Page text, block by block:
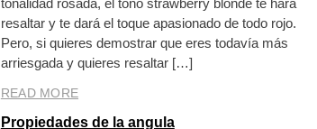
resaltar y te dará el toque apasionado de todo rojo.
Pero, si quieres demostrar que eres todavía más
arriesgada y quieres resaltar […]
READ MORE
Propiedades de la angula